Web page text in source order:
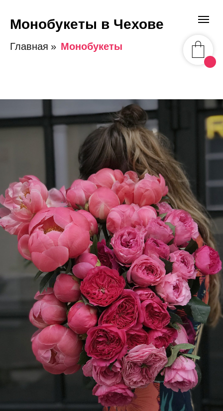
Монобукеты в Чехове
Главная » Монобукеты